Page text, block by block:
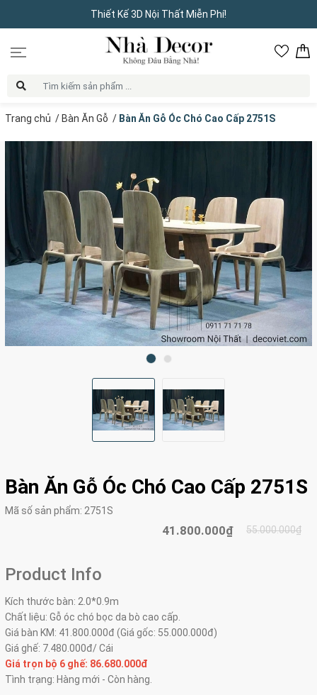
Thiết Kế 3D Nội Thất Miễn Phí!
Trang chủ / Bàn Ăn Gỗ / Bàn Ăn Gỗ Óc Chó Cao Cấp 2751S
Bàn Ăn Gỗ Óc Chó Cao Cấp 2751S
Mã số sản phẩm: 2751S
41.800.000₫ 55.000.000₫
Product Info
Kích thước bàn: 2.0*0.9m
Chất liệu: Gỗ óc chó bọc da bò cao cấp.
Giá bàn KM: 41.800.000đ (Giá gốc: 55.000.000đ)
Giá ghế: 7.480.000đ/ Cái
Giá trọn bộ 6 ghế: 86.680.000đ
Tình trạng: Hàng mới - Còn hàng.